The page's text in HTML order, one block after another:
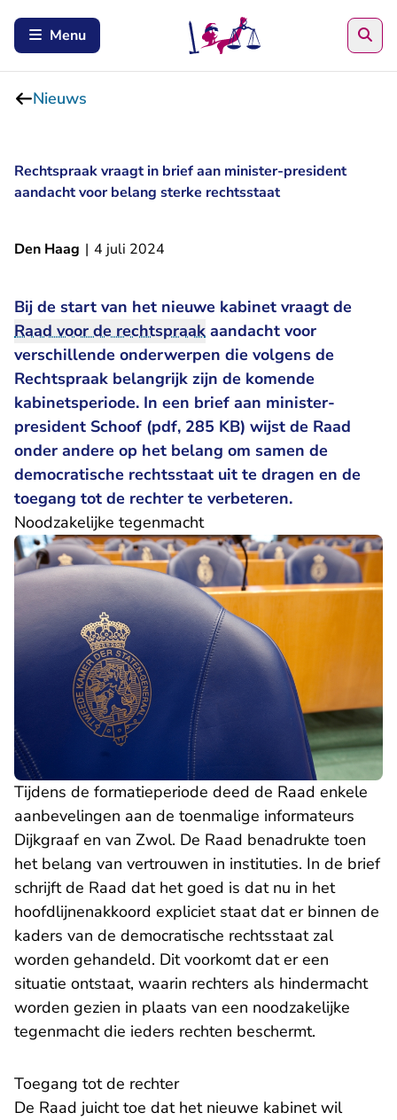
Menu
Nieuws
Rechtspraak vraagt in brief aan minister-president
aandacht voor belang sterke rechtsstaat
Den Haag | 4 juli 2024
Bij de start van het nieuwe kabinet vraagt de
Raad voor de rechtspraak aandacht voor
verschillende onderwerpen die volgens de
Rechtspraak belangrijk zijn de komende
kabinetsperiode. In een brief aan minister-
president Schoof (pdf, 285 KB) wijst de Raad
onder andere op het belang om samen de
democratische rechtsstaat uit te dragen en de
toegang tot de rechter te verbeteren.
​Noodzakelijke tegenmacht
Tijdens de formatieperiode deed de Raad enkele
aanbevelingen aan de toenmalige informateurs
Dijkgraaf en van Zwol. De Raad benadrukte toen
het belang van vertrouwen in instituties. In de brief
schrijft de Raad dat het goed is dat nu in het
hoofdlijnenakkoord expliciet staat dat er binnen de
kaders van de democratische rechtsstaat zal
worden gehandeld. Dit voorkomt dat er een
situatie ontstaat, waarin rechters als hindermacht
worden gezien in plaats van een noodzakelijke
tegenmacht die ieders rechten beschermt.
Toegang tot de rechter
De Raad juicht toe dat het nieuwe kabinet wil